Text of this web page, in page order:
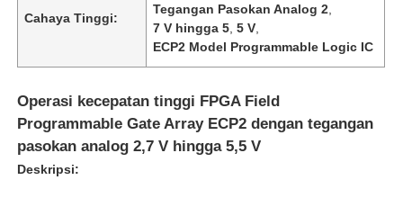
Cahaya Tinggi:
Tegangan Pasokan Analog 2
7 V hingga 5 ,5 V
ECP2 Model Programmable Logic IC
Operasi kecepatan tinggi FPGA Field
Programmable Gate Array ECP2 dengan tegangan
pasokan analog 2,7 V hingga 5,5 V
Deskripsi: